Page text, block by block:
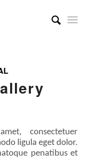
consectetuer
ligula eget dolor.
penatibus et